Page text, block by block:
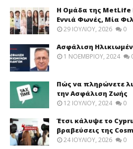
Η Ομάδα της MetLife
Εννιά Φωνές, Μία
29 ΙΟΥΛΊΟΥ, 2026 0
Ασφάλιση
1 ΝΟΕΜΒΡΊΟΥ, 2024
Πώς να πληρώνετε
την Ασφάλιση Ζωής
12 ΙΟΥΛΊΟΥ, 2024 0
Έτσι κάλυψε το
βραβεύσεις της
24 ΙΟΥΛΊΟΥ, 2026 0